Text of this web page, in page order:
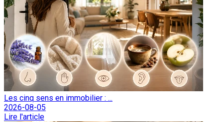
Les cinq sens en immobilier : ...
2026-08-05
Lire l'article